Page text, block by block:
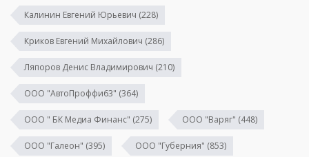
Калинин Евгений Юрьевич (228)
Криков Евгений Михайлович (286)
Ляпоров Денис Владимирович (210)
ООО "АвтоПроффи63" (364)
ООО " БК Медиа Финанс" (275) ООО "Варяг" (448)
ООО "Галеон" (395) ООО "Губерния" (853)